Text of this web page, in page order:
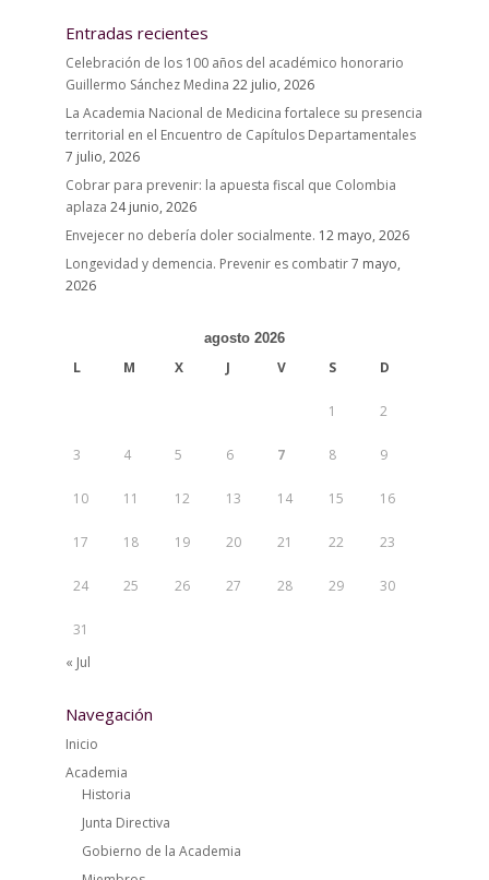
Entradas recientes
Celebración de los 100 años del académico honorario
Guillermo Sánchez Medina 22 julio, 2026
La Academia Nacional de Medicina fortalece su presencia
territorial en el Encuentro de Capítulos Departamentales
7 julio, 2026
Cobrar para prevenir: la apuesta fiscal que Colombia
aplaza 24 junio, 2026
Envejecer no debería doler socialmente. 12 mayo, 2026
Longevidad y demencia. Prevenir es combatir7 mayo,
2026
agosto 2026
L M X J V S D
1 2
3 4 5 6 7 8 9
10 11 12 13 14 15 16
17 18 19 20 21 22 23
24 25 26 27 28 29 30
31
« Jul
Navegación
Inicio
Academia
Historia
Junta Directiva
Gobierno de la Academia